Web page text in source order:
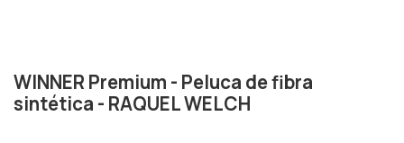
WINNER Premium - Peluca de fibra
sintética - RAQUEL WELCH